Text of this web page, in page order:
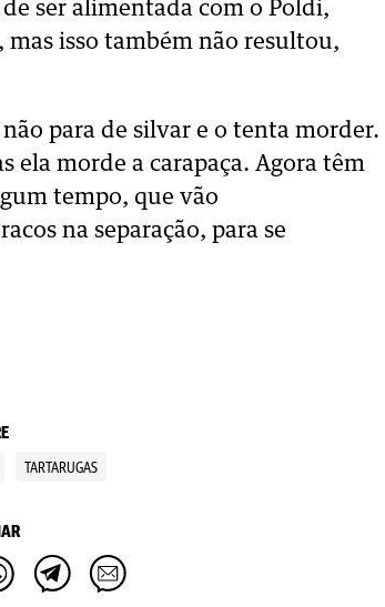
ser alimentada com o Poldi,
isso também não resultou,
para de silvar e o tenta morder.
ela morde a carapaça. Agora têm
tempo, que vão
na separação, para se
TARTARUGAS